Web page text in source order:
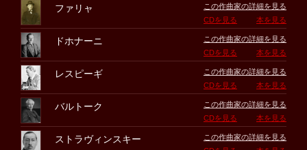
ファリャ
この作曲家の詳細を見る
CDを見る
本を見る
ドホナーニ
この作曲家の詳細を見る
CDを見る
本を見る
レスピーギ
この作曲家の詳細を見る
CDを見る
本を見る
バルトーク
この作曲家の詳細を見る
CDを見る
本を見る
ストラヴィンスキー
この作曲家の詳細を見る